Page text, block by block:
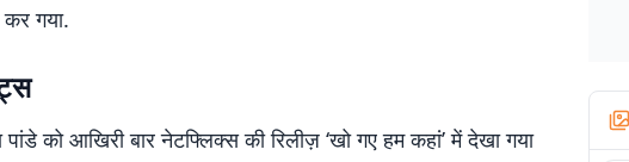
गया.
को आखिरी बार नेटफ्लिक्स की रिलीज़ ‘खो गए हम कहां’ में देखा गया